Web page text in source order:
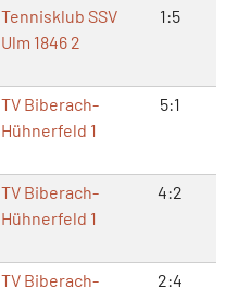
Tennisklub SSV
Ulm 1846 2
1:5
TV Biberach-
Hühnerfeld 1
5:1
TV Biberach-
Hühnerfeld 1
4:2
TV Biberach-
2:4